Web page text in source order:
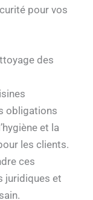
pour vos
des
obligations
et la
les clients.
ces
juridiques et